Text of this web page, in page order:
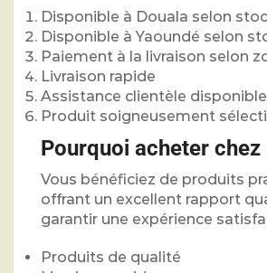
Disponible à Douala selon
Disponible à Yaoundé selon
Paiement à la livraison selon
Livraison rapide
Assistance clientèle disponible
Produit soigneusement
Pourquoi acheter
Vous bénéficiez de produits
offrant un excellent rapport
garantir une expérience
Produits de qualité